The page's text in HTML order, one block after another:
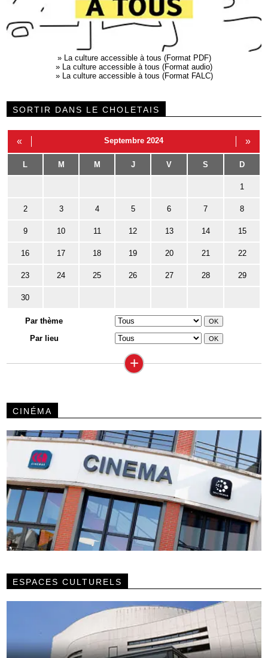
» La culture accessible à tous (Format PDF)
» La culture accessible à tous (Format audio)
» La culture accessible à tous (Format FALC)
SORTIR DANS LE CHOLETAIS
« Septembre 2024 »
L M M J V S D
1
2 3 4 5 6 7 8
9 10 11 12 13 14 15
16 17 18 19 20 21 22
23 24 25 26 27 28 29
30
Par thème
Par lieu
+
CINÉMA
ESPACES CULTURELS